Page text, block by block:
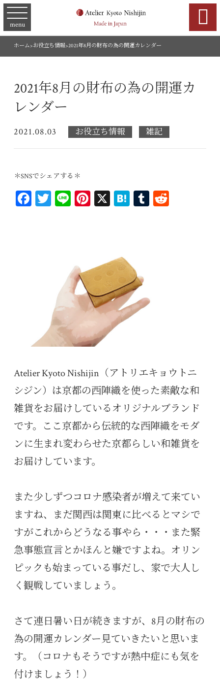
menu 
ホーム>お役立ち情報>2021年8月の財布の為の開運カレンダー
2021年8月の財布の為の開運カ
レンダー
2021.08.03 お役立ち情報 雑記
＊SNSでシェアする＊
Fa T Li Pi X H T
Atelier Kyoto Nishijin（アトリエキョウトニ
シジン）は京都の西陣織を使った素敵な和
雑貨をお届けしているオリジナルブランド
です。ここ京都から伝統的な西陣織をモダ
ンに生まれ変わらせた京都らしい和雑貨を
お届けしています。
また少しずつコロナ感染者が増えて来てい
ますね、まだ関西は関東に比べるとマシで
すがこれからどうなる事やら・・・また緊
急事態宣言とかほんと嫌ですよね。オリン
ピックも始まっている事だし、家で大人し
く観戦していましょう。
さて連日暑い日が続きますが、8月の財布の
為の開運カレンダー見ていきたいと思いま
す。（コロナもそうですが熱中症にも気を
付けましょう！）